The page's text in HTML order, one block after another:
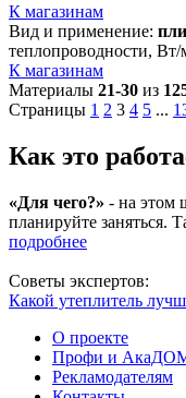
К магазинам
Вид и применение:
теплопроводности, Вт/
К магазинам
Материалы 21-30 из
Страницы 1 2 3 4 5 ...
Как это
«Для чего?» - на этом
планируйте заняться.
подробнее
Советы экспертов:
Какой утеплитель
О проекте
Профи и
Рекламодателям